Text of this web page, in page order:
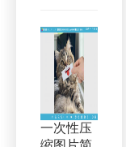
图片的地
方，处理大
量图片时，
你会发现一
些问题，有
的时候却会
遇到图片上
传时太大，
一次性压